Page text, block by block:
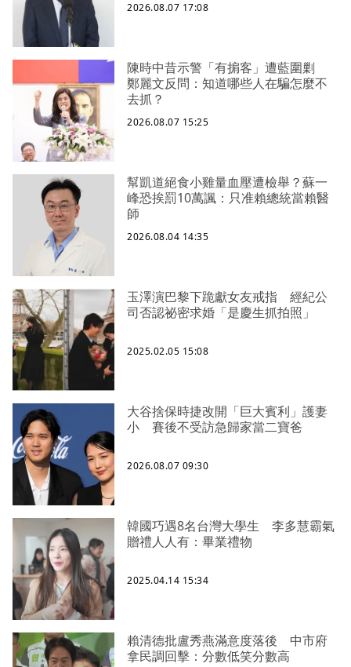
2026.08.07 17:08
陳時中昔示警「有掮客」遭藍圍剿
鄭麗文反問：知道哪些人在騙怎麼不
去抓？
2026.08.07 15:25
幫凱道絕食小雞量血壓遭檢舉？蘇一
峰恐挨罰10萬諷：只准賴總統當賴醫
師
2026.08.04 14:35
玉澤演巴黎下跪獻女友戒指 經紀公
司否認祕密求婚「是慶生抓拍照」
2025.02.05 15:08
大谷捨保時捷改開「巨大賓利」護妻
小 賽後不受訪急歸家當二寶爸
2026.08.07 09:30
韓國巧遇8名台灣大學生 李多慧霸氣
贈禮人人有：畢業禮物
2025.04.14 15:34
賴清德批盧秀燕滿意度落後 中市府
拿民調回擊：分數低笑分數高